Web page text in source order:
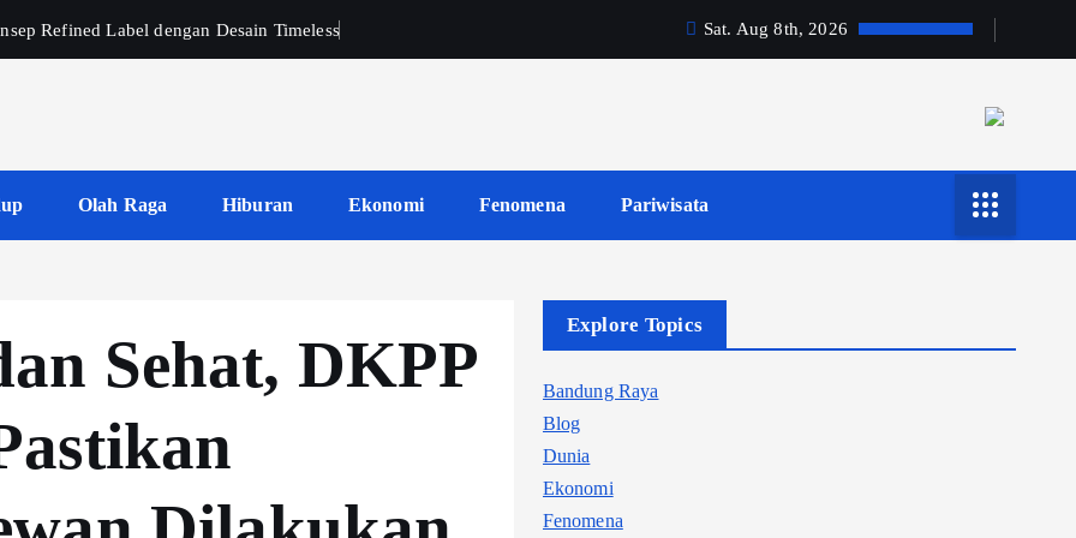
Refined Label dengan Desain Timeless Sat. Aug 8th, 2026
Olah Raga Hiburan Ekonomi Fenomena Pariwisata
Sehat, DKPP
Explore Topics
Bandung Raya
Blog
Dunia
Ekonomi
Fenomena